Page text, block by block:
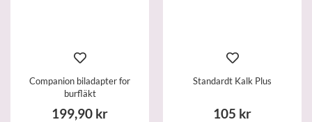
Companion biladapter for
burfläkt
199,90 kr
Standardt Kalk Plus
105 kr